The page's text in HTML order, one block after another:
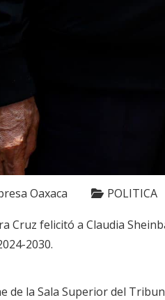
Oaxaca POLITICA
Cruz felicitó a Claudia
2030.
de la Sala Superior del